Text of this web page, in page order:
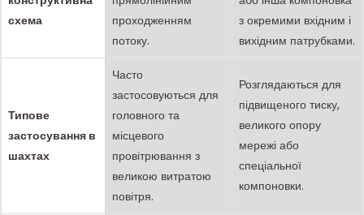
схема
проходженням
потоку.
з окремими вхідним і
вихідним патрубками.
Типове
застосування в
шахтах
Часто
застосовуються для
головного та
місцевого
провітрювання з
великою витратою
повітря.
Розглядаються для
підвищеного тиску,
великого опору
мережі або
спеціальної
компоновки.